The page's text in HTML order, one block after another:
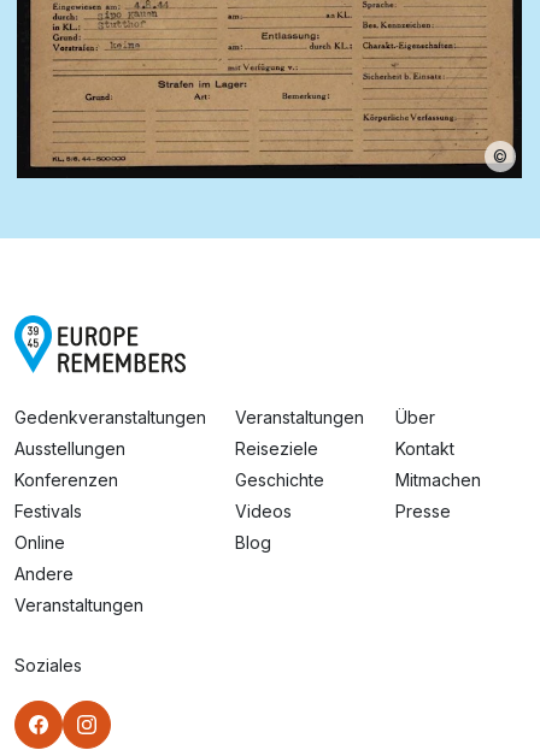
©
Gedenkveranstaltungen
Ausstellungen
Konferenzen
Festivals
Online
Andere
Veranstaltungen
Veranstaltungen
Reiseziele
Geschichte
Videos
Blog
Über
Kontakt
Mitmachen
Presse
Soziales